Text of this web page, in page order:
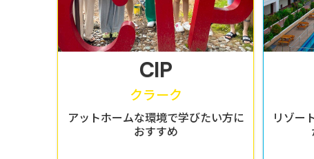
CIP
クラーク
アットホームな環境で学びたい方に
おすすめ
リゾー